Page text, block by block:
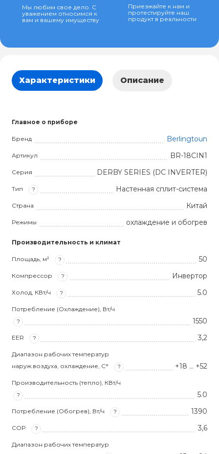
Мы любим свое дело. С
уважением относимся к
вам и вашему имуществу
Приезжайте к нам и
протестируйте наш
продукт в реальности
Характеристики Описание
Главное о приборе
Бренд Berlingtoun
Артикул BR-18CIN1
Серия DERBY SERIES (DC INVERTER)
Тип ? Настенная сплит-система
Страна Китай
Режимы охлаждение и обогрев
Производительность и климат
Площадь, м² ? 50
Компрессор ? Инвертор
Холод, КВт/ч ? 5.0
Потребление (Охлаждение), Вт/ч
?
1550
EER ? 3,2
Диапазон рабочих температур
наруж.воздуха, охлаждение, С°
? +18 … +52
Производительность (тепло), КВт/ч
?
5.0
Потребление (Обогрев), Вт/ч ? 1390
COP ? 3,6
Диапазон рабочих температур